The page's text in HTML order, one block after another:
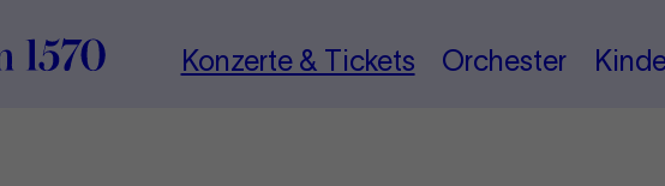
Konzerte & Tickets Orchester